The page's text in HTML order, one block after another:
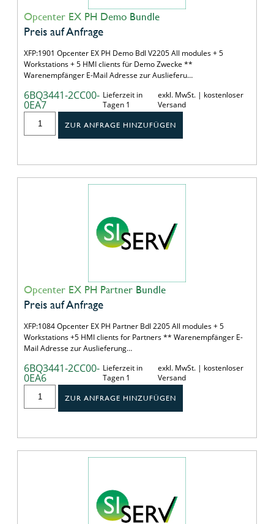
Opcenter EX PH Demo Bundle
Preis auf Anfrage
XFP:1901 Opcenter EX PH Demo Bdl V2205 All modules + 5
Workstations + 5 HMI clients für Demo Zwecke **
Warenempfänger E-Mail Adresse zur Auslieferu…
6BQ3441-2CC00-
0EA7
Lieferzeit in
Tagen 1
exkl. MwSt. | kostenloser
Versand
ZUR ANFRAGE HINZUFÜGEN
Opcenter EX PH Partner Bundle
Preis auf Anfrage
XFP:1084 Opcenter EX PH Partner Bdl 2205 All modules + 5
Workstations +5 HMI clients for Partners ** Warenempfänger E-
Mail Adresse zur Auslieferung…
6BQ3441-2CC00-
0EA6
Lieferzeit in
Tagen 1
exkl. MwSt. | kostenloser
Versand
ZUR ANFRAGE HINZUFÜGEN